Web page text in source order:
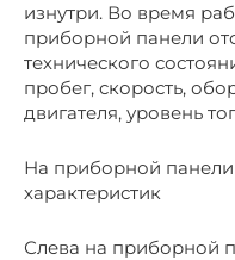
изнутри. Во время
приборной панели
технического
пробег, скорость,
двигателя, уровень
На приборной панели
характеристик
Слева на приборной